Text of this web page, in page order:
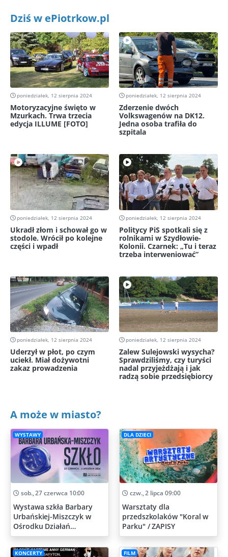
Dziś w ePiotrkow.pl
poniedziałek, 12 sierpnia 2024
Motoryzacyjne święto w
Mzurkach. Trwa trzecia
edycja ILLUME [FOTO]
poniedziałek, 12 sierpnia 2024
Zderzenie dwóch
Volkswagenów na DK12.
Jedna osoba trafiła do
szpitala
poniedziałek, 12 sierpnia 2024
Ukradł złom i schował go w
stodole. Wrócił po kolejne
części i wpadł
poniedziałek, 12 sierpnia 2024
Politycy PiS spotkali się z
rolnikami w Szydłowie-
Kolonii. Czarnek: „Tu i teraz
trzeba interweniować”
poniedziałek, 12 sierpnia 2024
Uderzył w płot, po czym
uciekł. Miał dożywotni
zakaz prowadzenia
poniedziałek, 12 sierpnia 2024
Zalew Sulejowski wysycha?
Sprawdziliśmy, czy turyści
nadal przyjeżdżają i jak
radzą sobie przedsiębiorcy
A może w miasto?
WYSTAWY
sob., 27 czerwca 10:00
Wystawa szkła Barbary
Urbańskiej-Miszczyk w
Ośrodku Działań
Artystycznych
DLA DZIECI
czw., 2 lipca 09:00
Warsztaty dla
przedszkolaków "Koral w
Parku" / ZAPISY
KONCERTY FILM